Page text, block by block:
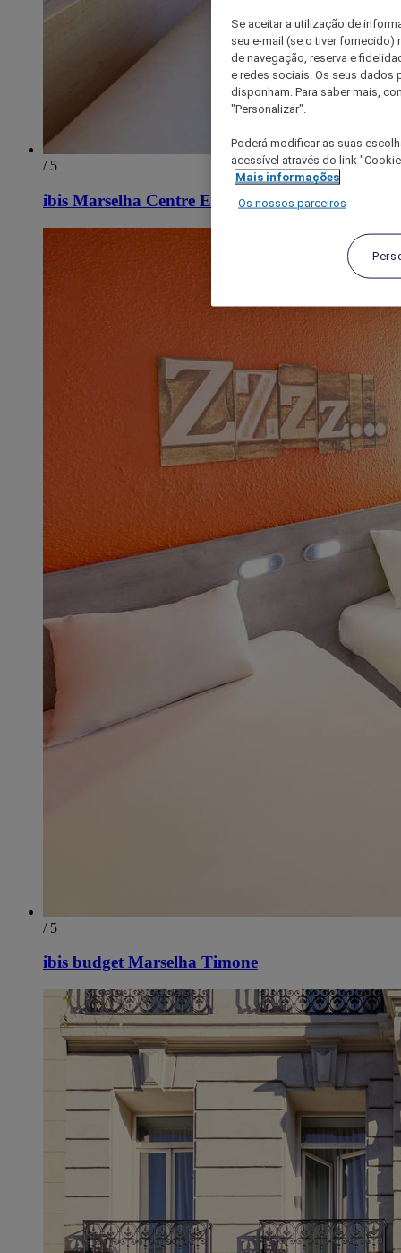
/ 5
ibis Marselha Centre Estação Saint Charles
/ 5
ibis budget Marselha Timone
Se aceitar a utilização de
seu e-mail (se o tiver
de navegação, reserva e
e redes sociais. Os seus dados
disponham. Para saber mais,
"Personalizar".
Poderá modificar as suas
acessível através do link
Mais informações
Os nossos parceiros